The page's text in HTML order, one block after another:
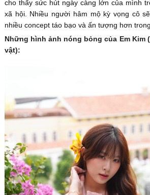
cho thấy sức hút ngày càng lớn của mình
xã hội. Nhiều người hâm mộ kỳ vọng cô
nhiều concept táo bạo và ấn tượng hơn
Những hình ảnh nóng bỏng của Em Kim
vật):